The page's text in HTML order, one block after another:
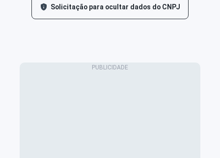
Solicitação para ocultar dados do CNPJ